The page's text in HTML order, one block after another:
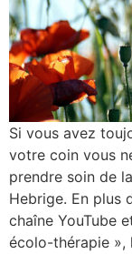
Si vous avez
votre coin vous
prendre soin de
Hebrige. En plus
chaîne YouTube
écolo-thérapie »,